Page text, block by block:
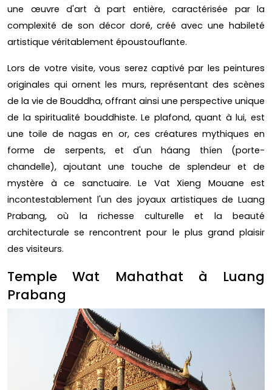
une œuvre d'art à part entière, caractérisée par la
complexité de son décor doré, créé avec une habileté
artistique véritablement époustouflante.
Lors de votre visite, vous serez captivé par les peintures
originales qui ornent les murs, représentant des scènes
de la vie de Bouddha, offrant ainsi une perspective unique
de la spiritualité bouddhiste. Le plafond, quant à lui, est
une toile de nagas en or, ces créatures mythiques en
forme de serpents, et d'un háang thíen (porte-
chandelle), ajoutant une touche de splendeur et de
mystère à ce sanctuaire. Le Vat Xieng Mouane est
incontestablement l'un des joyaux artistiques de Luang
Prabang, où la richesse culturelle et la beauté
architecturale se rencontrent pour le plus grand plaisir
des visiteurs.
Temple Wat Mahathat à Luang
Prabang